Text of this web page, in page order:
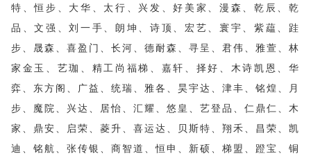
特、恒步、大华、太行、兴发、好美家、漫森、乾辰、乾
品、文强、刘一手、朗坤、诗顶、宏艺、寰宇、紫藴、跬
步、晟森、喜盈门、长河、德耐森、寻呈、君伟、雅萱、林
家金玉、艺珈、精工尚福梯、嘉轩、择好、木诗凯恩、华
弈、东方阁、广益、统瑞、雅各、昊宇达、津丰、铭煌、月
步、魔院、兴达、居怡、汇耀、悠皇、艺登品、仁鼎仁、木
家、鼎安、启荣、菱升、喜运达、贝斯特、翔禾、昌荣、凯
迪、铭航、张传银、商智道、恒申、新硕、梯盟、蹬宝、铜